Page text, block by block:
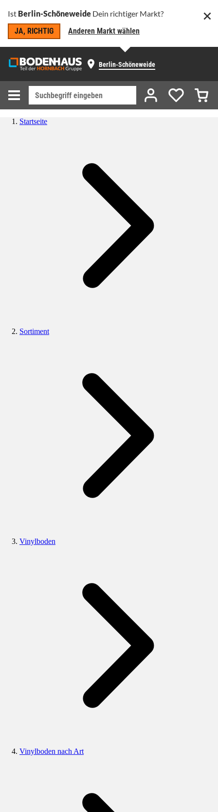
Ist Berlin-Schöneweide Dein richtiger Markt?
JA, RICHTIG
Anderen Markt wählen
Berlin-Schöneweide
Startseite
Sortiment
Vinylboden
Vinylboden nach Art